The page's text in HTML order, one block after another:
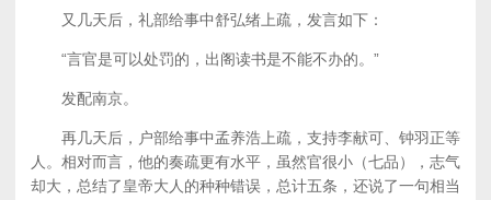
又几天后，礼部给事中舒弘绪上疏，发言如下：
“言官是可以处罚的，出阁读书是不能不办的。”
发配南京。
再几天后，户部给事中孟养浩上疏，支持李献可、钟羽正等
人。相对而言，他的奏疏更有水平，虽然官很小（七品），志气
却大，总结了皇帝大人的种种错误，总计五条，还说了一句相当